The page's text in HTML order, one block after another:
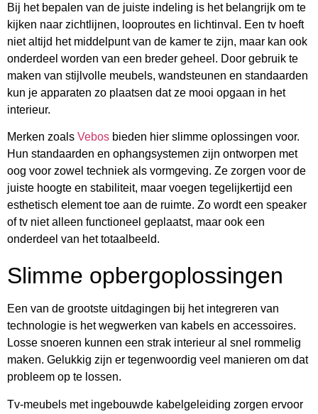
Bij het bepalen van de juiste indeling is het belangrijk om te
kijken naar zichtlijnen, looproutes en lichtinval. Een tv hoeft
niet altijd het middelpunt van de kamer te zijn, maar kan ook
onderdeel worden van een breder geheel. Door gebruik te
maken van stijlvolle meubels, wandsteunen en standaarden
kun je apparaten zo plaatsen dat ze mooi opgaan in het
interieur.
Merken zoals Vebos bieden hier slimme oplossingen voor.
Hun standaarden en ophangsystemen zijn ontworpen met
oog voor zowel techniek als vormgeving. Ze zorgen voor de
juiste hoogte en stabiliteit, maar voegen tegelijkertijd een
esthetisch element toe aan de ruimte. Zo wordt een speaker
of tv niet alleen functioneel geplaatst, maar ook een
onderdeel van het totaalbeeld.
Slimme opbergoplossingen
Een van de grootste uitdagingen bij het integreren van
technologie is het wegwerken van kabels en accessoires.
Losse snoeren kunnen een strak interieur al snel rommelig
maken. Gelukkig zijn er tegenwoordig veel manieren om dat
probleem op te lossen.
Tv-meubels met ingebouwde kabelgeleiding zorgen ervoor